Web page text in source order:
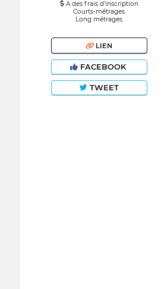
A des frais d’inscription
Courts-métrages
Long métrages
LIEN
FACEBOOK
TWEET